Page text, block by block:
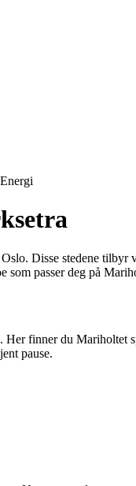
Energi
Disse stedene
som passer deg på
finner du Mariholtet
pause.